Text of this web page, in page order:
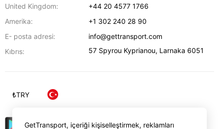
United Kingdom:
+44 20 4577 1766
Amerika:
+1 302 240 28 90
E- posta adresi:
info@gettransport.com
Kıbrıs:
57 Spyrou Kyprianou, Larnaka 6051
₺TRY
GetTransport, içeriği kişiselleştirmek, reklamları